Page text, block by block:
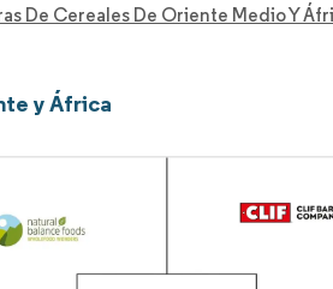
De Cereales De Oriente Medio Y
y África